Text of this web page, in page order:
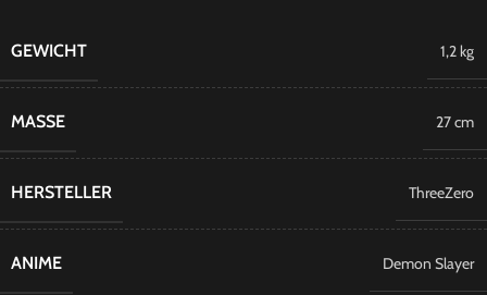
GEWICHT 1,2 kg
MASSE 27 cm
HERSTELLER ThreeZero
ANIME Demon Slayer